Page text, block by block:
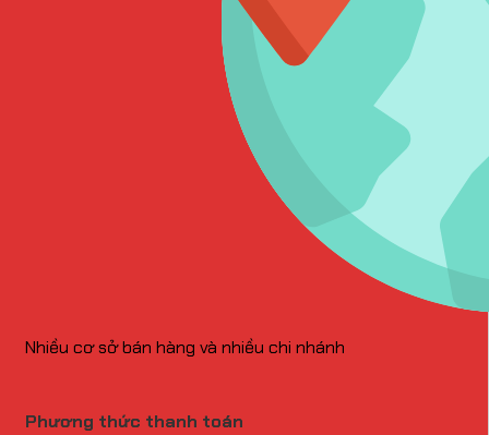
Nhiều cơ sở bán hàng và nhiều chi nhánh
Phương thức thanh toán